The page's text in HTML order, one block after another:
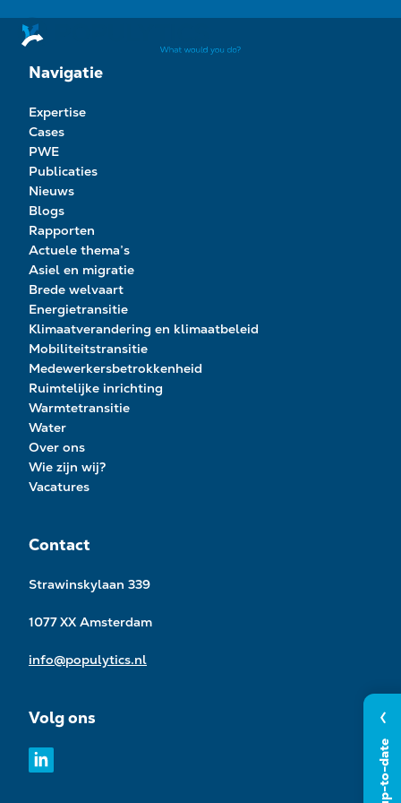
Navigatie
Expertise
Cases
PWE
Publicaties
Nieuws
Blogs
Rapporten
Actuele thema’s
Asiel en migratie
Brede welvaart
Energietransitie
Klimaatverandering en klimaatbeleid
Mobiliteitstransitie
Medewerkersbetrokkenheid
Ruimtelijke inrichting
Warmtetransitie
Water
Over ons
Wie zijn wij?
Vacatures
Contact
Strawinskylaan 339
1077 XX Amsterdam
info@populytics.nl
Volg ons